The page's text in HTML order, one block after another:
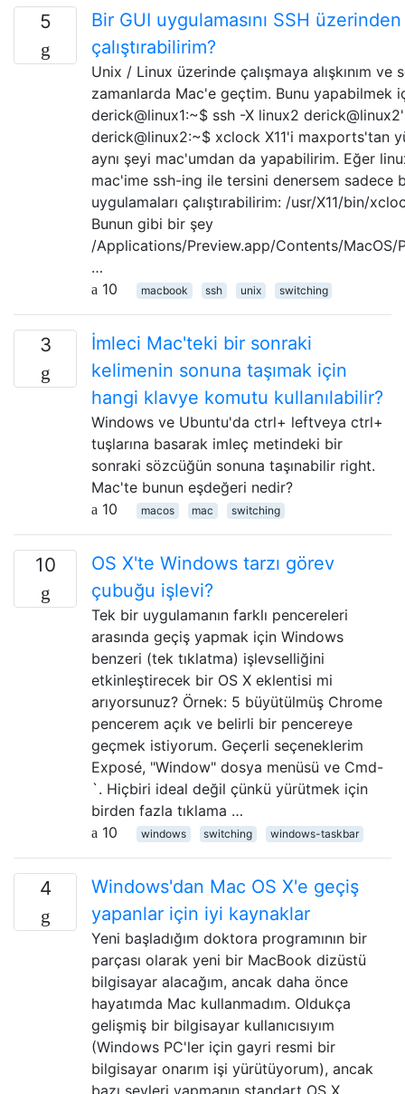
5
Bir GUI uygulamasını SSH üzerinden
çalıştırabilirim?
Unix / Linux üzerinde çalışmaya alışkınım ve
zamanlarda Mac'e geçtim. Bunu yapabilmek
derick@linux1:~$ ssh -X linux2
derick@linux2:~$ xclock X11'i maxports'tan
aynı şeyi mac'umdan da yapabilirim. Eğer
mac'ime ssh-ing ile tersini denersem sadece
uygulamaları çalıştırabilirim: /usr/X11/bin/
Bunun gibi bir şey
/Applications/Preview.app/Contents/MacOS/
…
10
macbook ssh unix switching
3
İmleci Mac'teki bir sonraki
kelimenin sonuna taşımak için
hangi klavye komutu kullanılabilir?
Windows ve Ubuntu'da ctrl+ leftveya ctrl+
tuşlarına basarak imleç metindeki bir
sonraki sözcüğün sonuna taşınabilir right.
Mac'te bunun eşdeğeri nedir?
10
macos mac switching
10
OS X'te Windows tarzı görev
çubuğu işlevi?
Tek bir uygulamanın farklı pencereleri
arasında geçiş yapmak için Windows
benzeri (tek tıklatma) işlevselliğini
etkinleştirecek bir OS X eklentisi mi
arıyorsunuz? Örnek: 5 büyütülmüş Chrome
pencerem açık ve belirli bir pencereye
geçmek istiyorum. Geçerli seçeneklerim
Exposé, "Window" dosya menüsü ve Cmd-
`. Hiçbiri ideal değil çünkü yürütmek için
birden fazla tıklama …
10
windows switching windows-taskbar
4
Windows'dan Mac OS X'e geçiş
yapanlar için iyi kaynaklar
Yeni başladığım doktora programının bir
parçası olarak yeni bir MacBook dizüstü
bilgisayar alacağım, ancak daha önce
hayatımda Mac kullanmadım. Oldukça
gelişmiş bir bilgisayar kullanıcısıyım
(Windows PC'ler için gayri resmi bir
bilgisayar onarım işi yürütüyorum), ancak
bazı şeyleri yapmanın standart OS X